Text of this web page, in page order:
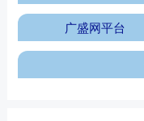
广盛网平台